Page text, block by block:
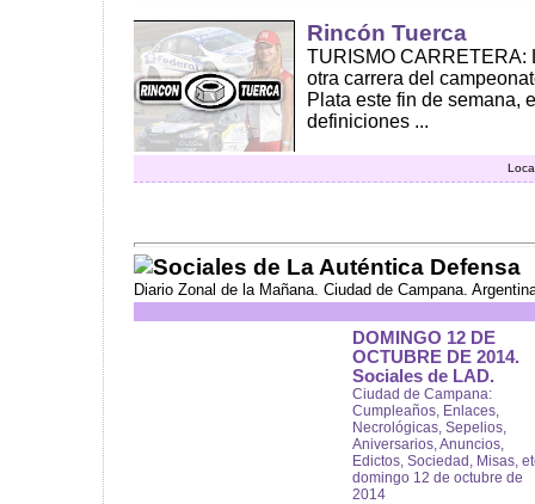
Rincón Tuerca
TURISMO CARRETERA:
otra carrera del
Plata este fin de semana,
definiciones ...
Sociales de La Auténtica Defensa
Diario Zonal de la Mañana. Ciudad de Campana.
DOMINGO 12 DE
OCTUBRE DE 2014.
Sociales de LAD.
Ciudad de Campana:
Cumpleaños, Enlaces,
Necrológicas, Sepelios,
Aniversarios, Anuncios,
Edictos, Sociedad, Misas,
domingo 12 de octubre de
2014